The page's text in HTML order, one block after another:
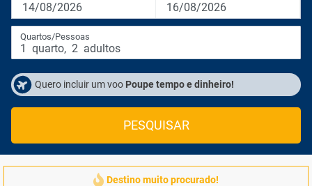
14/08/2026 16/08/2026
Quartos/Pessoas
1 quarto, 2 adultos
Quero incluir um voo Poupe tempo e dinheiro!
PESQUISAR
Destino muito procurado!